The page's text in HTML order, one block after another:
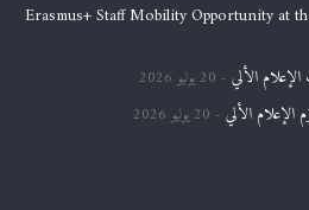
Erasmus+ Staff Mobility Opportunity at
الألي 20 يوليو 2026
الإعلام الألي 20 يوليو 2026